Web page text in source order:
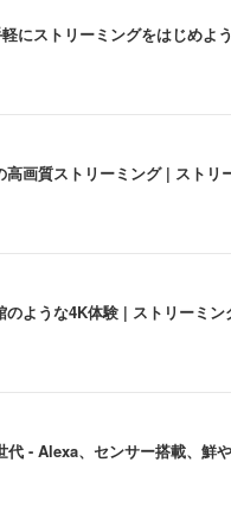
にストリーミングをはじめよ
画質ストリーミング | ストリ
ような4K体験 | ストリーミン
- Alexa、センサー搭載、鮮